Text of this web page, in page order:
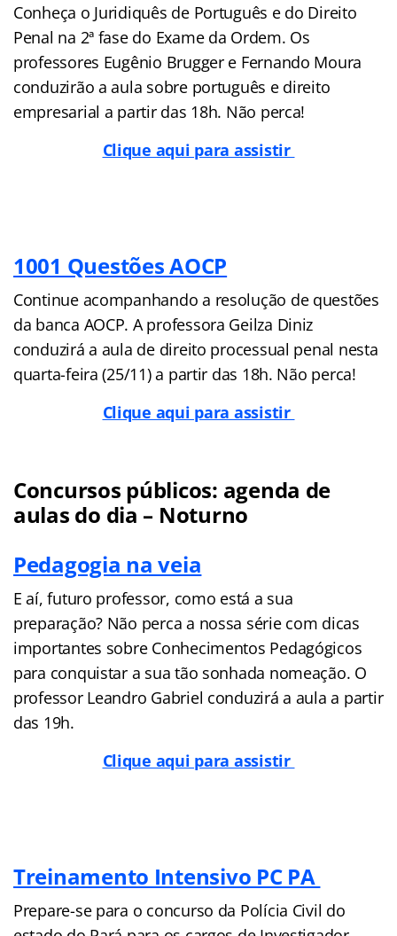
Conheça o Juridiquês de Português e do Direito
Penal na 2ª fase do Exame da Ordem. Os
professores Eugênio Brugger e Fernando Moura
conduzirão a aula sobre português e direito
empresarial a partir das 18h. Não perca!
Clique aqui para assistir
1001 Questões AOCP
Continue acompanhando a resolução de questões
da banca AOCP. A professora Geilza Diniz
conduzirá a aula de direito processual penal nesta
quarta-feira (25/11) a partir das 18h. Não perca!
Clique aqui para assistir
Concursos públicos: agenda de
aulas do dia – Noturno
Pedagogia na veia
E aí, futuro professor, como está a sua
preparação? Não perca a nossa série com dicas
importantes sobre Conhecimentos Pedagógicos
para conquistar a sua tão sonhada nomeação. O
professor Leandro Gabriel conduzirá a aula a partir
das 19h.
Clique aqui para assistir
Treinamento Intensivo PC PA
Prepare-se para o concurso da Polícia Civil do